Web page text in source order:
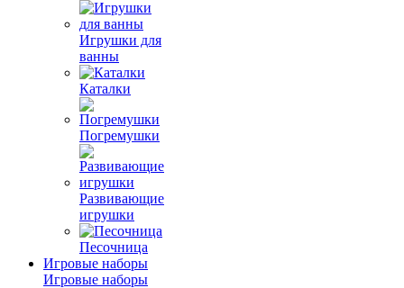
Игрушки для
ванны
Каталки
Погремушки
Развивающие
игрушки
Песочница
Игровые наборы
Игровые наборы